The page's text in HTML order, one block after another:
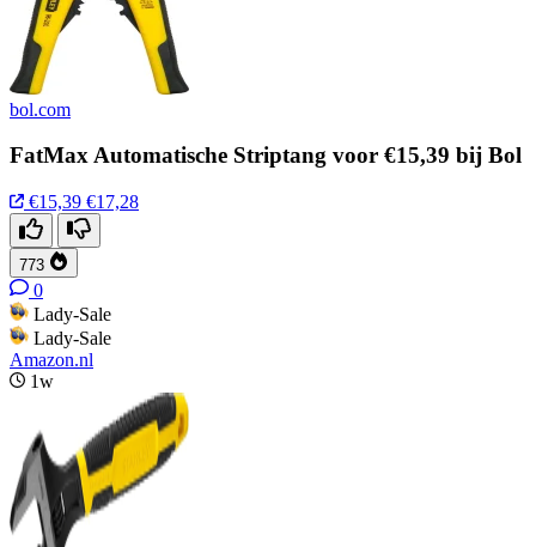
bol.com
FatMax Automatische Striptang voor €15,39 bij Bol
€15,39 €17,28
773
0
Lady-Sale
Lady-Sale
Amazon.nl
1w